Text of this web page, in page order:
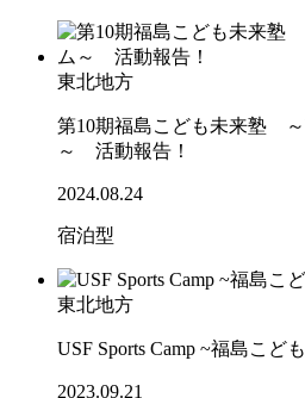
東北地方
第10期福島こども未来塾
～ 活動報告！
2024.08.24
宿泊型
東北地方
USF Sports Camp ~福島こ
2023.09.21